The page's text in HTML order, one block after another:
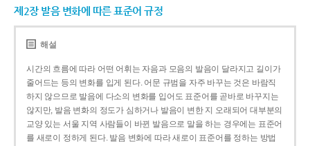
제2장 발음 변화에 따른 표준어 규정
해설
시간의 흐름에 따라 어떤 어휘는 자음과 모음의 발음이 달라지고 길이가
줄어드는 등의 변화를 입게 된다. 어문 규범을 자주 바꾸는 것은 바람직
하지 않으므로 발음에 다소의 변화를 입어도 표준어를 곧바로 바꾸지는
않지만, 발음 변화의 정도가 심하거나 발음이 변한 지 오래되어 대부분의
교양 있는 서울 지역 사람들이 바뀐 발음으로 말을 하는 경우에는 표준어
를 새로이 정하게 된다. 발음 변화에 따라 새로이 표준어를 정하는 방법